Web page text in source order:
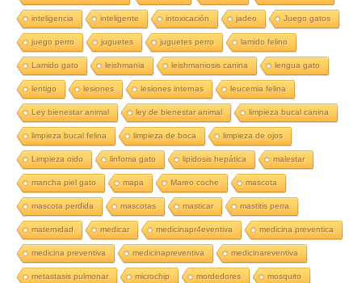
inteligencia inteligente intoxicación jadeo Juego gatos
juego perro juguetes juguetes perro lamido felino
Lamido gato leishmania leishmaniosis canina lengua gato
lentigo lesiones lesiones internas leucemia felina
Ley bienestar animal ley de bienestar animal limpieza bucal canina
limpieza bucal felina limpieza de boca limpieza de ojos
Limpieza oido linfoma gato lipidosis hepática malestar
mancha piel gato mapa Mareo coche mascota
mascota perdida mascotas masticar mastitis perra
maternidad medicar medicinapr4eventiva medicina preventica
medicina preventiva medicinapreventiva medicinareventiva
metastasis pulmonar microchip mordedores mosquito